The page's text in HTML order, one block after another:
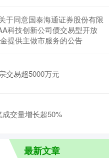
于同意国泰海通证券股份有限
科技创新公司债交易型开放
提供主做市服务的公告
交易超5000万元
交量增长超50%
最新文章